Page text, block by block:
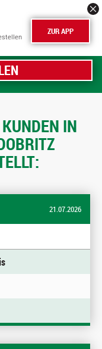
ZUR APP
IN
21.07.2026